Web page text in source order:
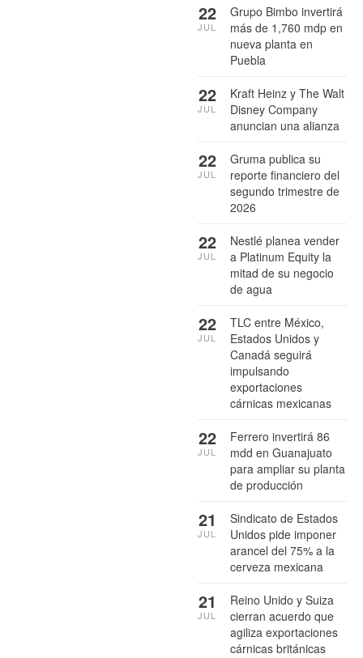
Grupo Bimbo invertirá
más de 1,760 mdp en
nueva planta en
Puebla
22
JUL
Kraft Heinz y The Walt
Disney Company
anuncian una alianza
22
JUL
Gruma publica su
reporte financiero del
segundo trimestre de
2026
22
JUL
Nestlé planea vender
a Platinum Equity la
mitad de su negocio
de agua
22
JUL
TLC entre México,
Estados Unidos y
Canadá seguirá
impulsando
exportaciones
cárnicas mexicanas
22
JUL
Ferrero invertirá 86
mdd en Guanajuato
para ampliar su planta
de producción
22
JUL
Sindicato de Estados
Unidos pide imponer
arancel del 75% a la
cerveza mexicana
21
JUL
Reino Unido y Suiza
cierran acuerdo que
agiliza exportaciones
cárnicas británicas
21
JUL